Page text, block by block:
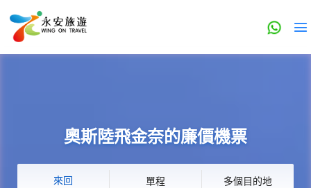
奧斯陸飛金奈的廉價機票
來回 單程 多個目的地